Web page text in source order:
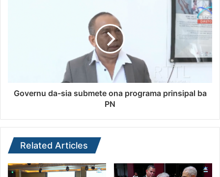
Governu da-sia submete ona programa prinsipal ba
PN
Related Articles